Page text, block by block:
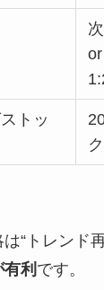
トッ
“トレンド
利 です。